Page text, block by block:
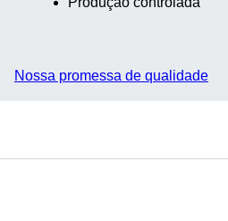
Nossa promessa de qualidade